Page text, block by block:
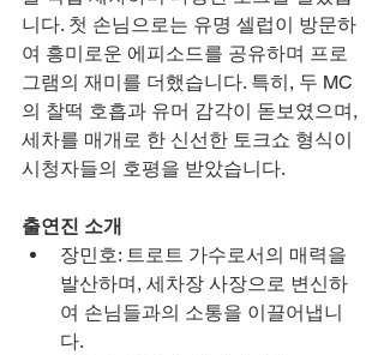
니다. 첫 손님으로는 유명 셀럽이 방문하
여 흥미로운 에피소드를 공유하며 프로
그램의 재미를 더했습니다. 특히, 두 MC
의 찰떡 호흡과 유머 감각이 돋보였으며,
세차를 매개로 한 신선한 토크쇼 형식이
시청자들의 호평을 받았습니다.
출연진 소개
장민호: 트로트 가수로서의 매력을
발산하며, 세차장 사장으로 변신하
여 손님들과의 소통을 이끌어냅니
다.